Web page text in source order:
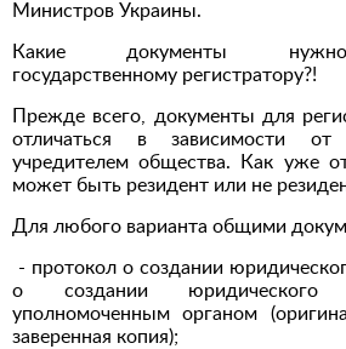
Министров Украины.
Какие документы нужно
государственному регистратору?!
Прежде всего, документы для
отличаться в зависимости
учредителем общества. Как уже
может быть резидент или не
Для любого варианта общими
- протокол о создании
о создании юридического
уполномоченным органом
заверенная копия);